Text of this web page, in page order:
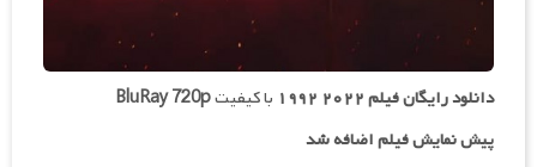
دانلود رایگان فیلم۲۰۲۲ ۱۹۹۲ با کیفیتBluRay 720p
پیش نمایش فیلم اضافه شد